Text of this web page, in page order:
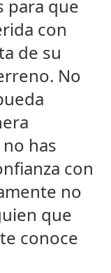
para que
con
de su
No
has
con
no
que
conoce